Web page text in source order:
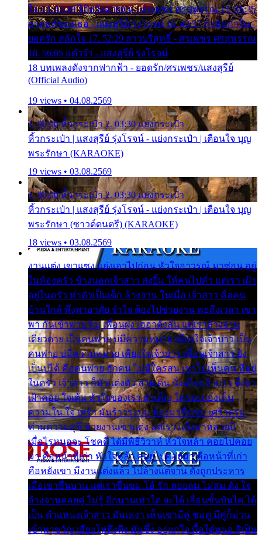
ใจ 14. 42:49 ไอ้หวังตายแน่ - ศรเพชร ศรสุพรรณ 15. 46:35
ธาตุแท้ของเธอ - แสงสุรีย์ รุ่งโรจน์ 16. 49:57 กำนันกำใน -
ยอดรัก สลักใจ 17. 52:29 สาวบริสุทธิ์ - ศรเพชร ศรสุพรรณ
18. 56:05 แต๋วจ๋า - แสงสุรีย์ รุ่งโรจน์
18 บทเพลงดังจากฟากฟ้า - ยอดรัก/ศรเพชร/แสงสุรีย์
(Official Audio)
19 views • 04.08.2569
1. 00:00 หิ้วกระเป๋า 2. 03:30 แย่งกระเป๋า
หิ้วกระเป๋า | แสงสุรีย์ รุ่งโรจน์ - แย่งกระเป๋า | เตือนใจ บุญ
พระรักษา (KARAOKE)
19 views • 03.08.2569
1. 00:00 หิ้วกระเป๋า 2. 03:30 แย่งกระเป๋า
หิ้วกระเป๋า | แสงสุรีย์ รุ่งโรจน์ - แย่งกระเป๋า | เตือนใจ บุญ
พระรักษา (ซาวด์ดนตรี) (KARAOKE)
18 views • 03.08.2569
งานแต่ง เขาแซง แย่งเอาไปก่อน หัวใจอาวรณ์ มาซ่อน อยู่
ในห้องครัว ข้างนอกเจ้าสาว ส่งยิ้ม ให้คนไปทั่ว แต่เรา เฝ้า
อยู่ในครัว ทำตัวเป็นเด็ก ล้างจาน ในเมื่อ เจ้าสาว คือคน
บ้านใกล้ พึ่งพาอาศัย จำใจ ต้องไปช่วยงาน พอถึงเวลา เขา
พา กันเข้าพาขวัญ เพื่อนฝูง เฮฮาดังลั่น แต่เราล้างจาน
เดียวดาย เป็นคนพ่าย บ่มีความหมาย เคียงใจเจ้าบ่าว เป็น
คนพ่าย บ่มีความหมาย เคียงใจเจ้าบ่าว เพื่อนเจ้าสาว ยัง
เป็นบ่ได้ คือคนพ่าย ฮักคน ไม่มีใครสน เขาไม่เห็นคน ที่อยู่
ในครัว เจ้าสาว ก็มัวแต่งตัว สวยเด่น นั่งเคียงเจ้าบ่าว ที่เขา
เฝ้าคอย ใจเต้น หัวใจของเรา ลำเค็ญ ใครจะมองเห็น
ความใน ใจ เศร้า มันร้าวระบม ต้องมาขื่นขม เศร้าตรม
ท่ามความสุขี ช่วยงานเขาแต่ง แต่เรา แล้งมาหลายปี
เมื่อไรหนอจะ โชคดี ได้มีพิธีวิวาห์ หัวใจหล้า คอยไปคอย
มา คือหน้าที่เก่า หัวใจหล้า คอยไปคอยมา คือหน้าที่เก่า
คือหยังเขา มีงานแต่งแล้ว ไปล้างแต่จาน ดั่งถูกประหาร
เมื่อเขาชื่นบาน แต่เราขื่นขม โอ้ รัก ลอยลม ไม่สม ดัง ใจ
ล้างจานคอยคู่ ไม่รู้ อีกนานเท่าใด จะได้ เลื่อนขั้นบันได ได้
เป็น ตำแหน่งเจ้าสาว มันเหงา เห็นเขามีคู่ ซมดู มีคู่ก็ม่วน
เข้าพาขวัญ เสียงโห่ตึงตึง มันซึ้ง อยู่แก่ใจ มื้อใด๋หนอ สิเป็น